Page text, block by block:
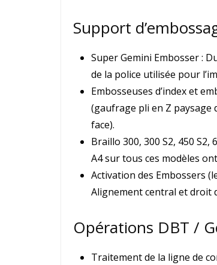
Support
Super Gemini Embosser :
de la police utilisée pour
Embosseuses d’index et
(gaufrage pli en Z paysage
face).
Braillo 300, 300 S2, 450
A4 sur tous ces modèles
Activation des Embossers
Alignement central et droit
Opérations DBT /
Traitement de la ligne de